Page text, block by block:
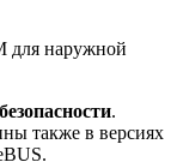
для наружной
.
также в версиях